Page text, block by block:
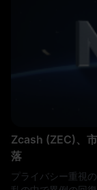
大していることを
求める機関投資家
Zcash (ZEC)、
落
プライバシー重視